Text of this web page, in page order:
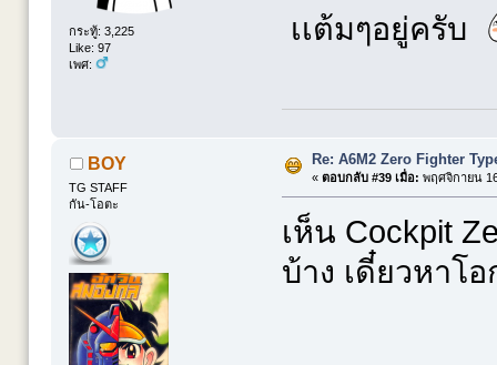
กระทู้: 3,225
Like: 97
เพศ:
เเต้มๆอยู่ครับ
BOY
TG STAFF
กัน-โอตะ
Re: A6M2 Zero Fighter
« ตอบกลับ #39 เมื่อ: พฤศจิกายน
เห็น Cockpit
บ้าง เดี๋ยวหาโ